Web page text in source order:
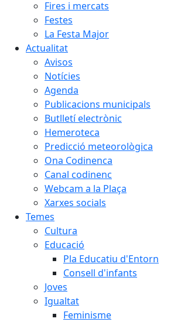
Fires i mercats
Festes
La Festa Major
Actualitat
Avisos
Notícies
Agenda
Publicacions municipals
Butlletí electrònic
Hemeroteca
Predicció meteorològica
Ona Codinenca
Canal codinenc
Webcam a la Plaça
Xarxes socials
Temes
Cultura
Educació
Pla Educatiu d'Entorn
Consell d'infants
Joves
Igualtat
Feminisme